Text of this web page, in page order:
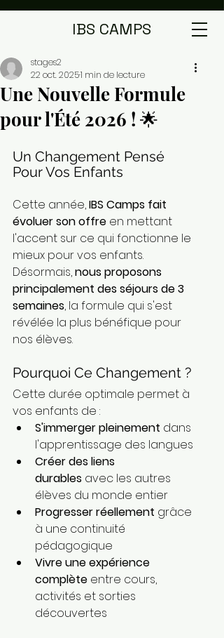
IBS CAMPS
Une Nouvelle Formule
pour l'Été 2026 ! 🌟
stages2
22 oct. 20251 min de lecture
Un Changement Pensé
Pour Vos Enfants
Cette année, IBS Camps fait
évoluer son offre en mettant
l'accent sur ce qui fonctionne le
mieux pour vos enfants.
Désormais, nous proposons
principalement des séjours de 3
semaines, la formule qui s'est
révélée la plus bénéfique pour
nos élèves.
Pourquoi Ce Changement ?
Cette durée optimale permet à
vos enfants de :
S'immerger pleinement dans
l'apprentissage des langues
Créer des liens
durables avec les autres
élèves du monde entier
Progresser réellement grâce
à une continuité
pédagogique
Vivre une expérience
complète entre cours,
activités et sorties
découvertes